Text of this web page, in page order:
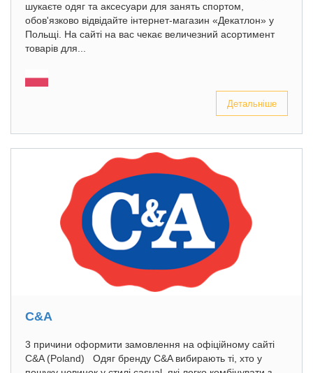
шукаєте одяг та аксесуари для занять спортом,
обов'язково відвідайте інтернет-магазин «Декатлон» у
Польщі. На сайті на вас чекає величезний асортимент
товарів для...
Детальніше
C&A
3 причини оформити замовлення на офіційному сайті
C&A (Poland) Одяг бренду C&A вибирають ті, хто у